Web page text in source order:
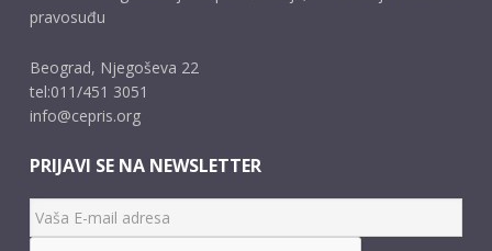
pravosuđu
Beograd, Njegoševa 22
tel:011/451 3051
info@cepris.org
PRIJAVI SE NA NEWSLETTER